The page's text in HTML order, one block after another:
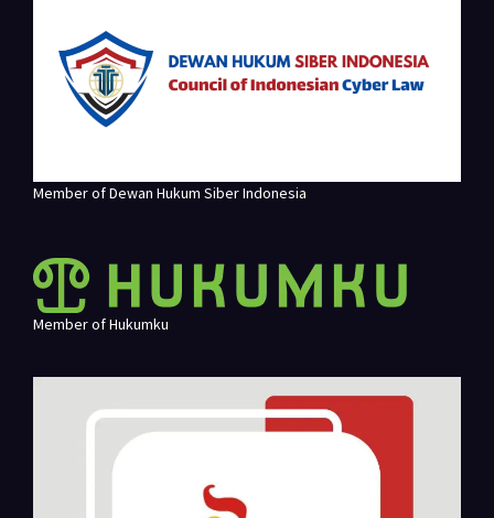
Member of Dewan Hukum Siber Indonesia
Member of Hukumku